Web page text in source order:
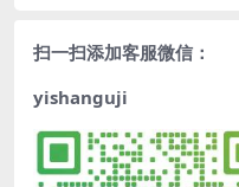
扫一扫添加客服微信：
yishanguji